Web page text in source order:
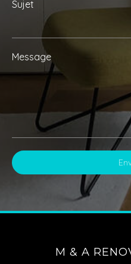
Sujet
Message
M & A